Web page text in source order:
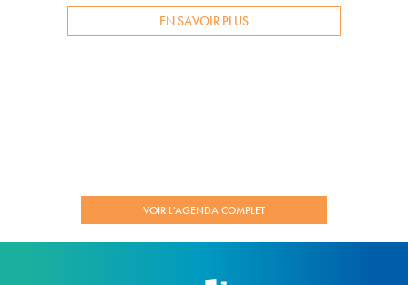
EN SAVOIR PLUS
VOIR L'AGENDA COMPLET